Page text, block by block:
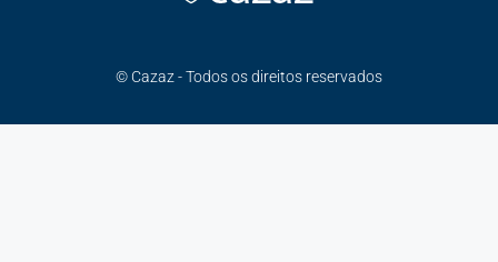
© Cazaz - Todos os direitos reservados